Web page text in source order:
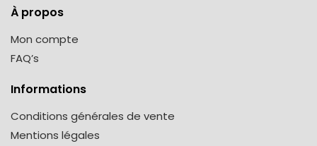
À propos
Mon compte
FAQ’s
Informations
Conditions générales de vente
Mentions légales